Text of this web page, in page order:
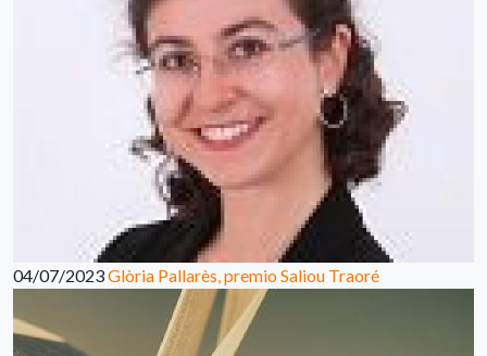
04/07/2023Glòria Pallarès, premio Saliou Traoré